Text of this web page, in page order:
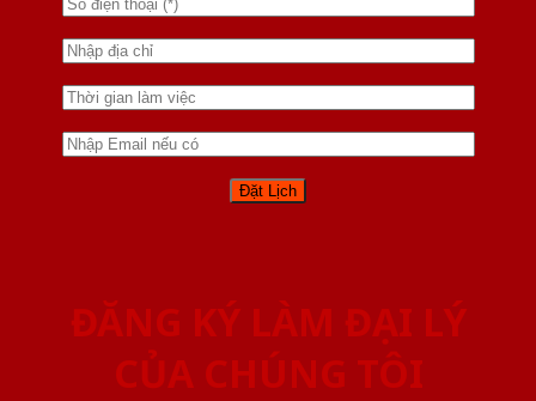
ĐĂNG KÝ LÀM ĐẠI LÝ
CỦA CHÚNG TÔI